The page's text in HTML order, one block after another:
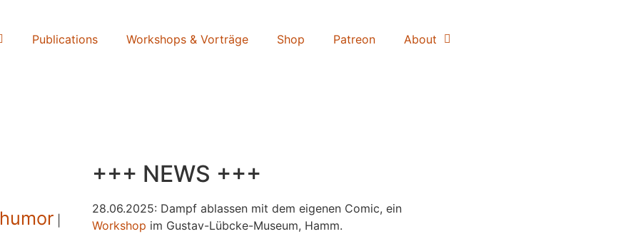
Publications Workshops & Vorträge Shop Patreon About
humor
+++ NEWS +++
28.06.2025: Dampf ablassen mit dem eigenen Comic, ein
Workshop im Gustav-Lübcke-Museum, Hamm.